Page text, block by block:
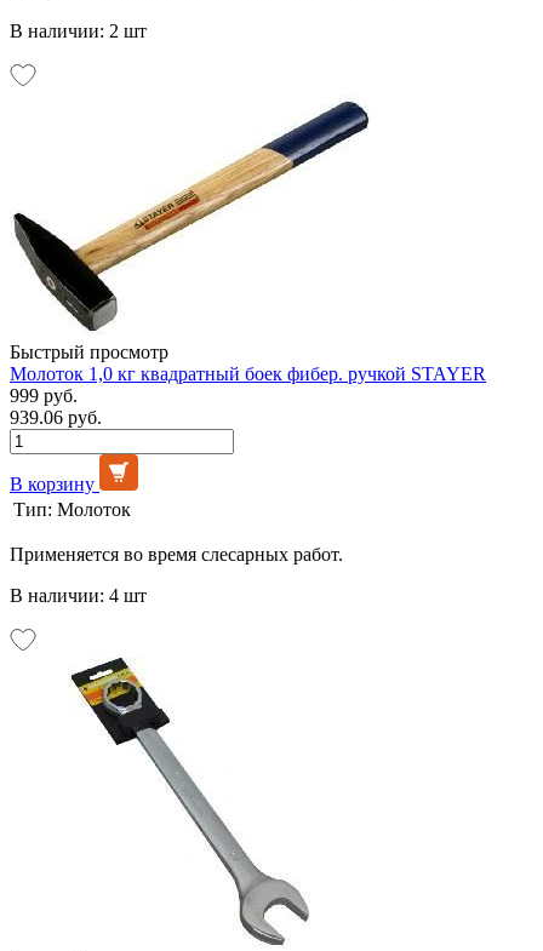
В наличии: 2 шт
Быстрый просмотр
Молоток 1,0 кг квадратный боек фибер. ручкой STAYER
999 руб.
939.06 руб.
В корзину
Тип: Молоток
Применяется во время слесарных работ.
В наличии: 4 шт